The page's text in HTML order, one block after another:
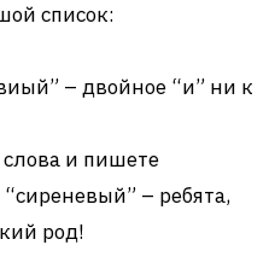
список:
– двойное “и” ни к
и пишете
– ребята,
род!